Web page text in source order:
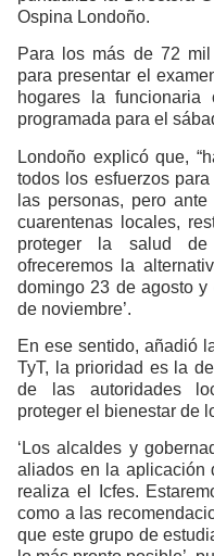
Ospina Londoño.
Para los más de 72
para presentar el
hogares la funcionaria
programada para el
Londoño explicó que,
todos los esfuerzos
las personas, pero
cuarentenas locales,
proteger la salud
ofreceremos la
domingo 23 de agosto
de noviembre’.
En ese sentido, añadió
TyT, la prioridad es la
de las autoridades
proteger el bienestar de
‘Los alcaldes y
aliados en la aplicación
realiza el Icfes.
como a las
que este grupo de